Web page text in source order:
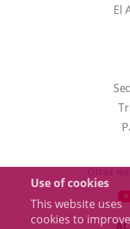
Use of cookies
This website uses
cookies to improve
El
Otras